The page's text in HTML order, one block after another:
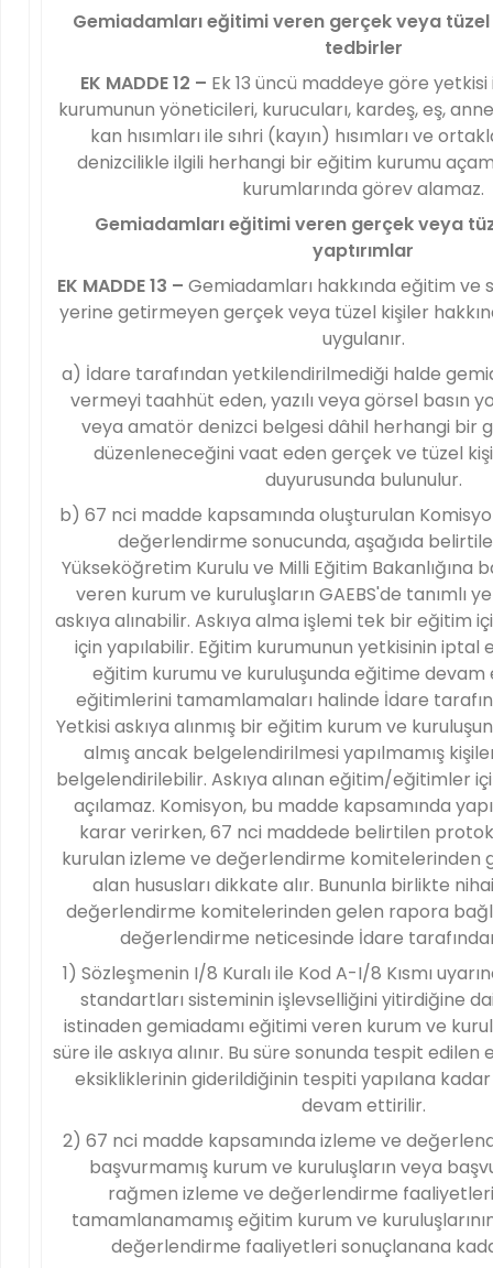
Gemiadamları eğitimi veren gerçek veya
tedbirler
EK MADDE 12 – Ek 13 üncü maddeye göre
kurumunun yöneticileri, kurucuları, kardeş, eş,
kan hısımları ile sıhri (kayın) hısımları ve
denizcilikle ilgili herhangi bir eğitim kurumu
kurumlarında görev alamaz.
Gemiadamları eğitimi veren gerçek veya
yaptırımlar
EK MADDE 13 – Gemiadamları hakkında eğitim ve
yerine getirmeyen gerçek veya tüzel kişiler
uygulanır.
a) İdare tarafından yetkilendirilmediği halde
vermeyi taahhüt eden, yazılı veya görsel basın
veya amatör denizci belgesi dâhil herhangi bir
düzenleneceğini vaat eden gerçek ve tüzel
duyurusunda bulunulur.
b) 67 nci madde kapsamında oluşturulan
değerlendirme sonucunda, aşağıda
Yükseköğretim Kurulu ve Milli Eğitim Bakanlığına
veren kurum ve kuruluşların GAEBS'de tanımlı
askıya alınabilir. Askıya alma işlemi tek bir eğitim
için yapılabilir. Eğitim kurumunun yetkisinin iptal
eğitim kurumu ve kuruluşunda eğitime
eğitimlerini tamamlamaları halinde İdare
Yetkisi askıya alınmış bir eğitim kurum ve
almış ancak belgelendirilmesi yapılmamış
belgelendirilebilir. Askıya alınan eğitim/eğitimler
açılamaz. Komisyon, bu madde kapsamında
karar verirken, 67 nci maddede belirtilen
kurulan izleme ve değerlendirme komitelerinden
alan hususları dikkate alır. Bununla birlikte
değerlendirme komitelerinden gelen rapora bağlı
değerlendirme neticesinde İdare
1) Sözleşmenin I/8 Kuralı ile Kod A-I/8 Kısmı
standartları sisteminin işlevselliğini yitirdiğine
istinaden gemiadamı eğitimi veren kurum ve
süre ile askıya alınır. Bu süre sonunda tespit
eksikliklerinin giderildiğinin tespiti yapılana
devam ettirilir.
2) 67 nci madde kapsamında izleme ve
başvurmamış kurum ve kuruluşların veya
rağmen izleme ve değerlendirme
tamamlanamamış eğitim kurum ve
değerlendirme faaliyetleri sonuçlanana